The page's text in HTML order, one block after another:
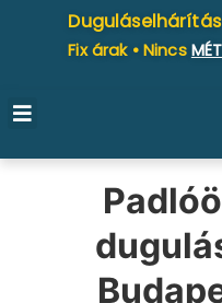
Fix árak • Nincs